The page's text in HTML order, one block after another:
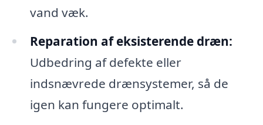
vand væk.
Reparation af eksisterende dræn:
Udbedring af defekte eller
indsnævrede drænsystemer, så de
igen kan fungere optimalt.